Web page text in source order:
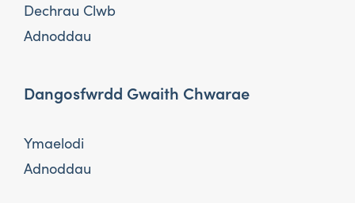
Dechrau Clwb
Adnoddau
Dangosfwrdd Gwaith Chwarae
Ymaelodi
Adnoddau